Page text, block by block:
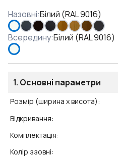
Назовні:Білий (RAL 9016)
Всередину:Білий (RAL 9016)
1. Основні параметри
Розмір (ширина x висота):
Відкривання:
Комплектація:
Колір ззовні: